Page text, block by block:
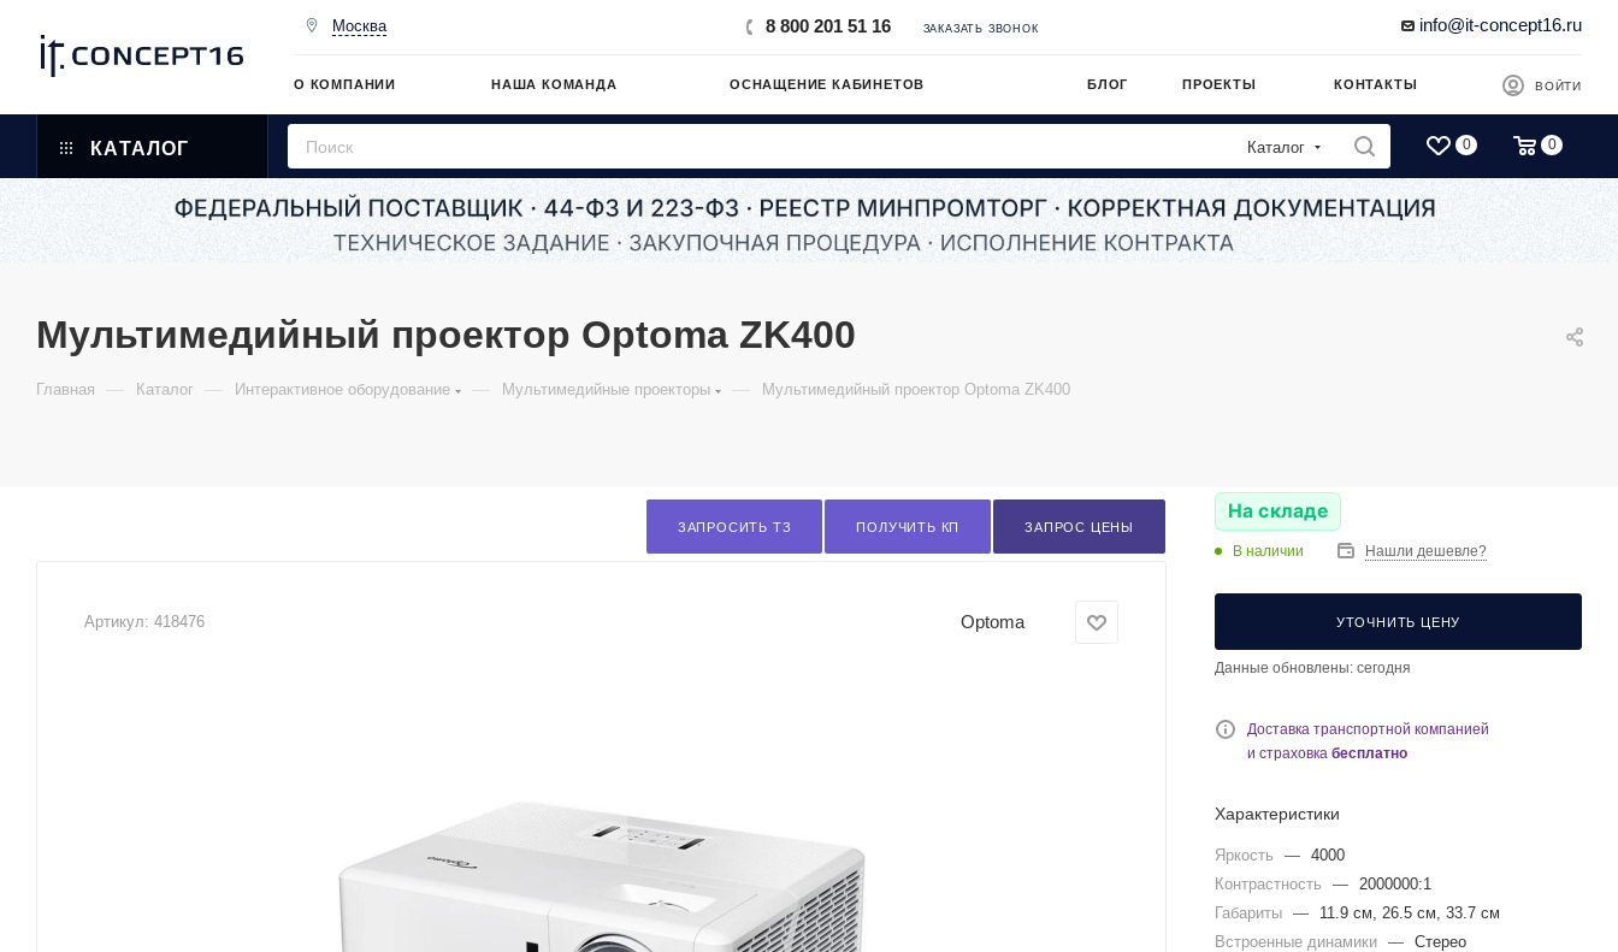
Москва 8 800 201 51 16 ЗАКАЗАТЬ ЗВОНОК info@it-concept16.ru
О КОМПАНИИ НАША КОМАНДА ОСНАЩЕНИЕ КАБИНЕТОВ БЛОГ ПРОЕКТЫ КОНТАКТЫ ВОЙТИ
КАТАЛОГ Каталог 0 0
Мультимедийный проектор Optoma ZK400
Главная — Каталог — Интерактивное оборудование — Мультимедийные проекторы — Мультимедийный проектор Optoma ZK400
ЗАПРОСИТЬ ТЗ ПОЛУЧИТЬ КП ЗАПРОС ЦЕНЫ
Артикул: 418476 Optoma
На складе
В наличии Нашли дешевле?
УТОЧНИТЬ ЦЕНУ
Данные обновлены: сегодня
Доставка транспортной компанией
и страховка бесплатно
Характеристики
Яркость — 4000
Контрастность
— 2000000:1
Габариты —
11.9 см, 26.5 см, 33.7 см
Встроенные динамики — Стерео